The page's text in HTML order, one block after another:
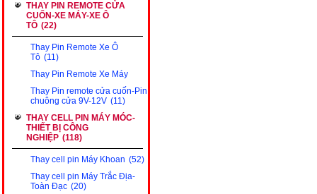
THAY PIN REMOTE CỬA
CUỐN-XE MÁY-XE Ô
TÔ (22)
Thay Pin Remote Xe Ô
Tô (11)
Thay Pin Remote Xe Máy
Thay Pin remote cửa cuốn-Pin
chuông cửa 9V-12V (11)
THAY CELL PIN MÁY MÓC-
THIẾT BỊ CÔNG
NGHIỆP (118)
Thay cell pin Máy Khoan (52)
Thay cell pin Máy Trắc Địa-
Toàn Đạc (20)